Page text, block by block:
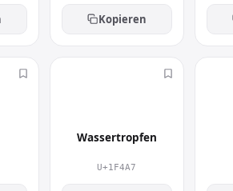
Kopieren
Wassertropfen
U+1F4A7